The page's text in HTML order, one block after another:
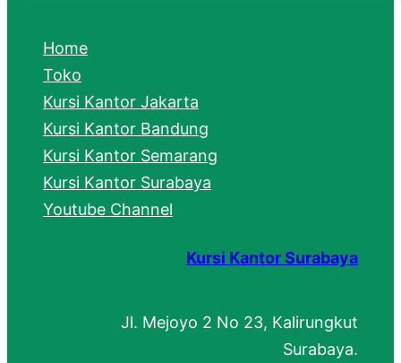
h
Home
Toko
Kursi Kantor Jakarta
Kursi Kantor Bandung
Kursi Kantor Semarang
Kursi Kantor Surabaya
Youtube Channel
Kursi Kantor Surabaya
Jl. Mejoyo 2 No 23, Kalirungkut
Surabaya.